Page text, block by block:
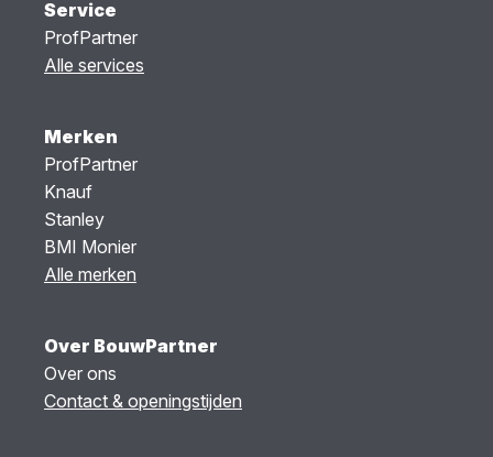
Service
ProfPartner
Alle services
Merken
ProfPartner
Knauf
Stanley
BMI Monier
Alle merken
Over BouwPartner
Over ons
Contact & openingstijden